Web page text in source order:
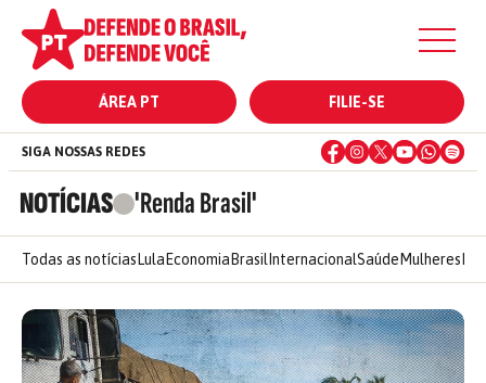
ÁREA PT FILIE-SE
NOTÍCIAS 'Renda Brasil'
SIGA NOSSAS REDES
Todas as notícias Lula Economia Brasil InternacionalSaúde Mulheres